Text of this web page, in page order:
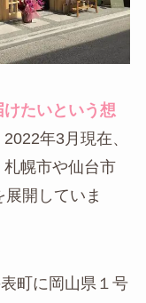
たいという想
年3月現在、
幌市や仙台市
開していま
町に岡山県１号